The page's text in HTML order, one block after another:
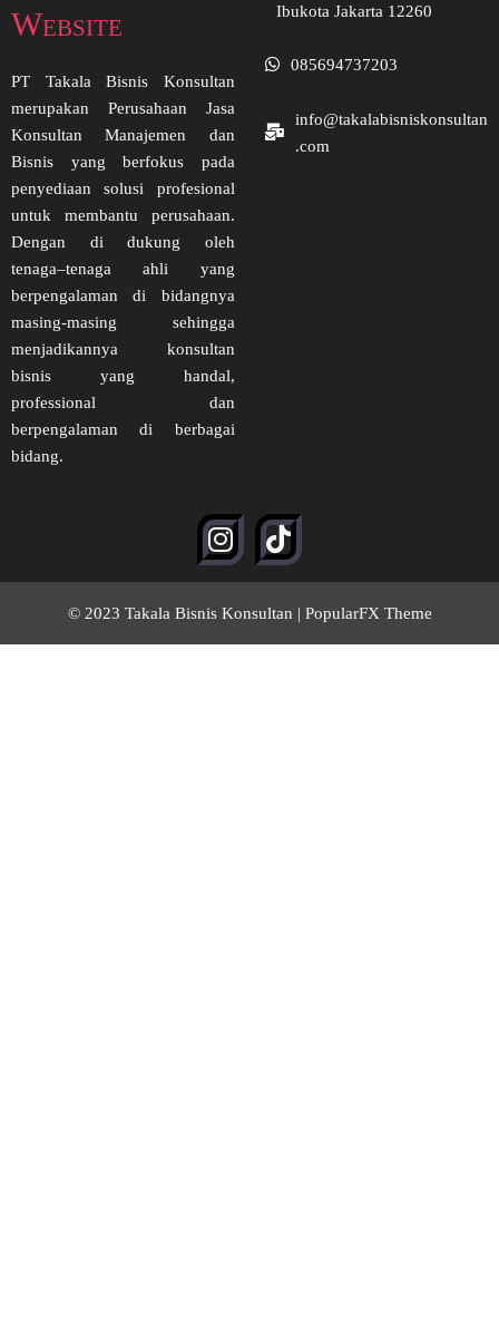
Website
PT Takala Bisnis Konsultan
merupakan Perusahaan Jasa
Konsultan Manajemen dan
Bisnis yang berfokus pada
penyediaan solusi profesional
untuk membantu perusahaan.
Dengan di dukung oleh
tenaga–tenaga ahli yang
berpengalaman di bidangnya
masing-masing sehingga
menjadikannya konsultan
bisnis yang handal,
professional dan
berpengalaman di berbagai
bidang.
Ibukota Jakarta 12260
085694737203
info@takalabisniskonsultan
.com
© 2023 Takala Bisnis Konsultan | PopularFX Theme